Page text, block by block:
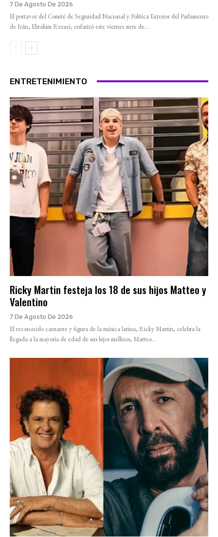
7 De Agosto De 2026
El portavoz del Comité de Seguridad Nacional y Política Exterior del Parlamento
de Irán, Ebrahim Rezaei, enfatizó este viernes siete de...
ENTRETENIMIENTO
Ricky Martin festeja los 18 de sus hijos Matteo y
Valentino
7 De Agosto De 2026
El reconocido cantante y figura de la música latina, Ricky Martin, celebra la
llegada a la mayoría de edad de sus hijos mellizos, Matteo...